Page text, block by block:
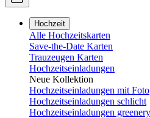
Hochzeit
Alle Hochzeitskarten
Save-the-Date Karten
Trauzeugen Karten
Hochzeitseinladungen
Neue Kollektion
Hochzeitseinladungen mit Foto
Hochzeitseinladungen schlicht
Hochzeitseinladungen greenery